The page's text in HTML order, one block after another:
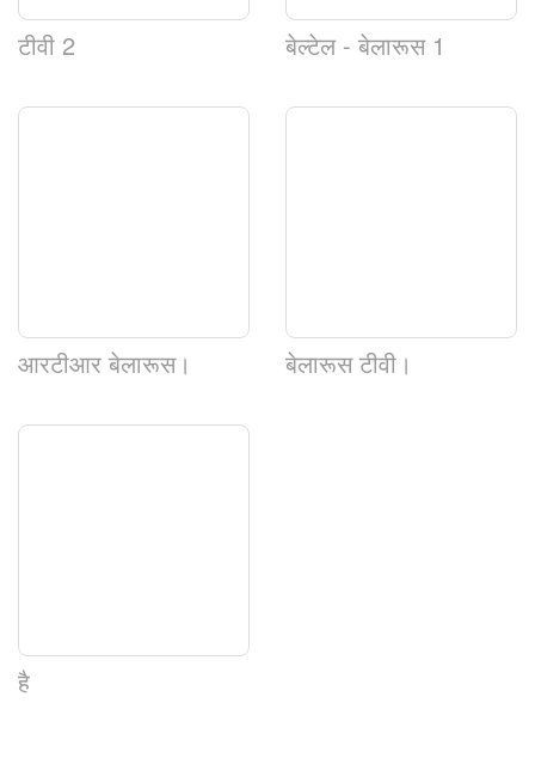
टीवी 2 बेल्टेल - बेलारूस 1
आरटीआर बेलारूस। बेलारूस टीवी।
है